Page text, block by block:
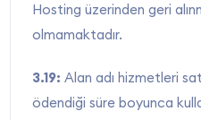
Hosting üzerinden geri
olmamaktadır.
3.19: Alan adı hizmetleri
ödendiği süre boyunca